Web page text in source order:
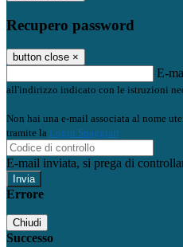
Recupero password
button close ×
E-
all'indirizzo indicato con le istruzioni
Non hai una e-mail associata al nome
tramite la Login Spaggiari
E-mail inviata, si prega di
Errore
Chiudi
Successo